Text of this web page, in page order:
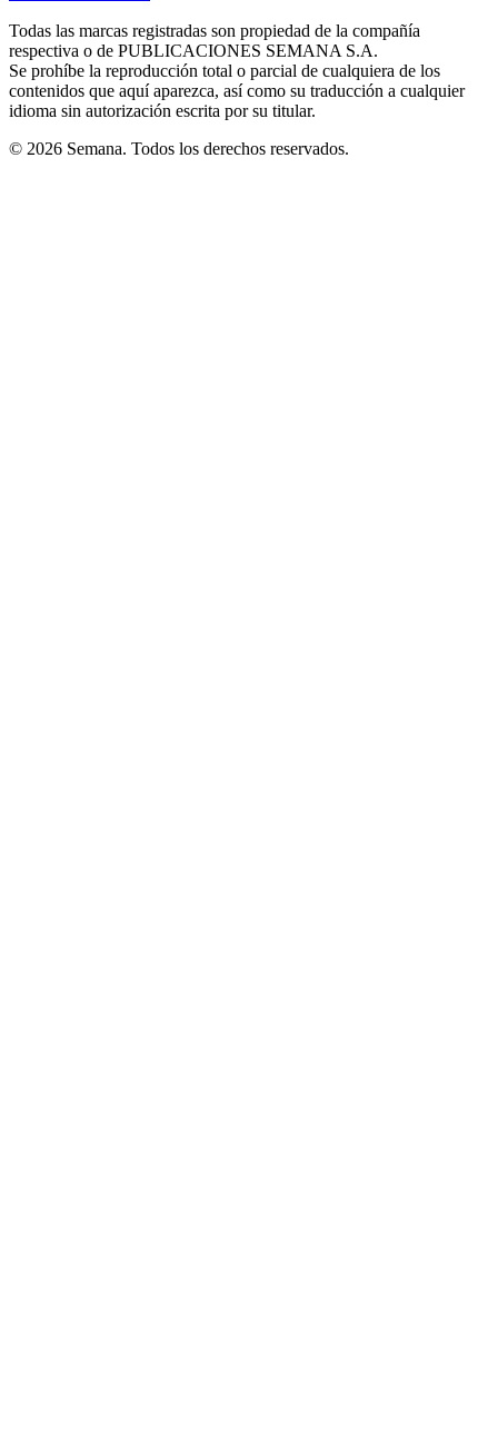
windowwindowwindow
new
window
Todas las marcas registradas son propiedad de la compañía
respectiva o de PUBLICACIONES SEMANA S.A.
Se prohíbe la reproducción total o parcial de cualquiera de los
contenidos que aquí aparezca, así como su traducción a cualquier
idioma sin autorización escrita por su titular.
© 2026 Semana. Todos los derechos reservados.